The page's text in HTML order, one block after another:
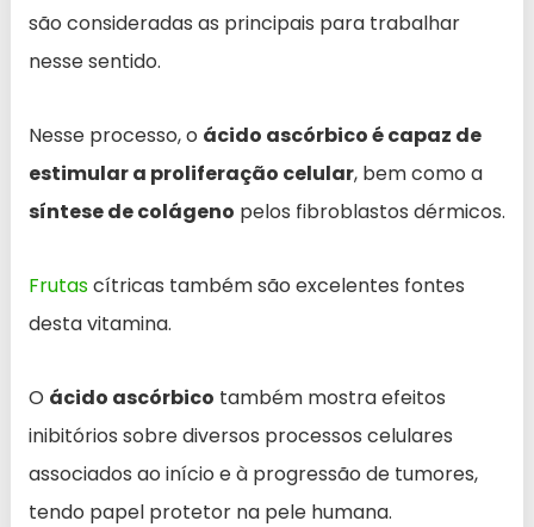
são consideradas as principais para trabalhar
nesse sentido.
Nesse processo, o ácido ascórbico é capaz de
estimular a proliferação celular, bem como a
síntese de colágeno pelos fibroblastos dérmicos.
Frutascítricas também são excelentes fontes
desta vitamina.
O ácido ascórbico também mostra efeitos
inibitórios sobre diversos processos celulares
associados ao início e à progressão de tumores,
tendo papel protetor na pele humana.